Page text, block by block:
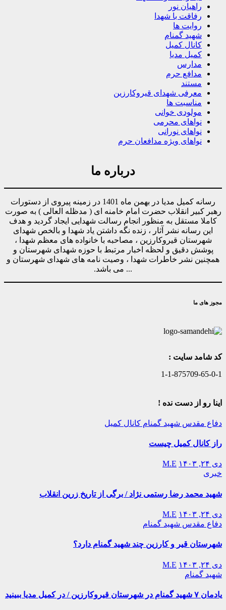
راهیان نور
رفاقت با شهدا
روایت ها
شهید گمنام
کانال کمیل
کمیل مدیا
مدارس
مدافع حرم
مستند
معرفی شهدای قیروکارزین
مناسبت ها
مولودی خوانی
نواهای محرمی
نواهای نورانی
نواهای ویژه مدافعان حرم
درباره ما
رسانه کمیل مدیا در بهمن ماه 1401 در زمینه پیروی از دستورات
رهبر کبیر انقلاب حضرت امام خامنه ای ( مدظله العالی ) به صورت
کاملا مستقل به منظور انجام رسالت شهدایی ایجاد گردید و هدف
این رسانه نشر آثار ، زنده نگه داشتن یاد شهدا و بالخص شهدای
شهرستان قیروکارزین ، مصاحبه با خانواده های معظم شهدا ،
پوشش دقیق و لحظه اخبار مرتبط با حوزه شهدای شهرستان و
همچنین نشر خاطرات شهدا ، وصیت نامه های شهدای شهرستان و
... می باشد.
مجوز های ما
کد شامد سایت :
1-1-875709-65-0-1
اینا رو از دست نده !
دفاع مقدس شهید گمنام کانال کمیل
راز کانال کمیل چیست
دی ۲۴, ۱۴۰۳
M.E
خبری
شهید محمد رضا رستمی نژاد / برگی از تاریخ زرین انقلاب
دی ۲۴, ۱۴۰۳
M.E
دفاع مقدس شهید گمنام
شهرستان قیر و کارزین چند شهید گمنام دارد؟
دی ۲۴, ۱۴۰۳
M.E
شهید گمنام
یادمان ۷ شهید گمنام در شهرستان قیروکارزین / در کمیل مدیا ببینید